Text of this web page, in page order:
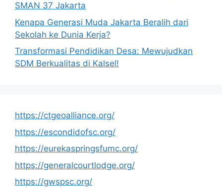
SMAN 37 Jakarta
Kenapa Generasi Muda Jakarta Beralih dari
Sekolah ke Dunia Kerja?
Transformasi Pendidikan Desa: Mewujudkan
SDM Berkualitas di Kalsel!
https://ctgeoalliance.org/
https://escondidofsc.org/
https://eurekaspringsfumc.org/
https://generalcourtlodge.org/
https://gwspsc.org/